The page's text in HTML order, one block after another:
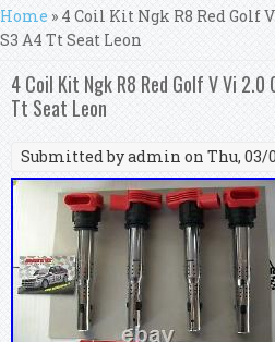
You are here
Home » 4 Coil Kit Ngk R8 Red Golf
S3 A4 Tt Seat Leon
4 Coil Kit Ngk R8 Red Golf V Vi
Tt Seat Leon
Submitted byadmin on Thu, 03/